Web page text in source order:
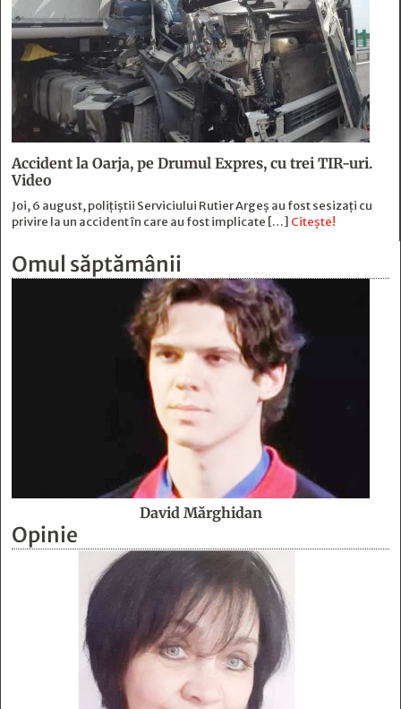
Accident la Oarja, pe Drumul Expres, cu trei TIR-uri.
Video
Joi, 6 august, polițiștii Serviciului Rutier Argeș au fost sesizați cu
privire la un accident în care au fost implicate […] Citește!
Omul săptămânii
David Mărghidan
Opinie